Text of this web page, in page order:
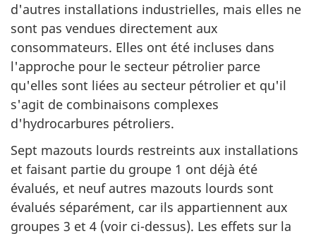
d'autres installations industrielles, mais elles ne
sont pas vendues directement aux
consommateurs. Elles ont été incluses dans
l'approche pour le secteur pétrolier parce
qu'elles sont liées au secteur pétrolier et qu'il
s'agit de combinaisons complexes
d'hydrocarbures pétroliers.
Sept mazouts lourds restreints aux installations
et faisant partie du groupe 1 ont déjà été
évalués, et neuf autres mazouts lourds sont
évalués séparément, car ils appartiennent aux
groupes 3 et 4 (voir ci-dessus). Les effets sur la